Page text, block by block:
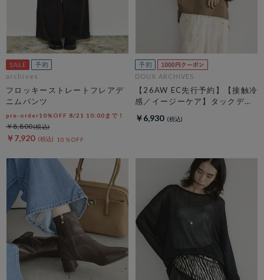
archives
フロッキーストレートフレアデ
ニムパンツ
pre-order10%OFF 8/21 10:00まで！
￥7,920 10％OFF
￥8,800
DOUX ARCHIVES
【26AW EC先行予約】【接触冷
感／イージーケア】タックデザ
￥6,930